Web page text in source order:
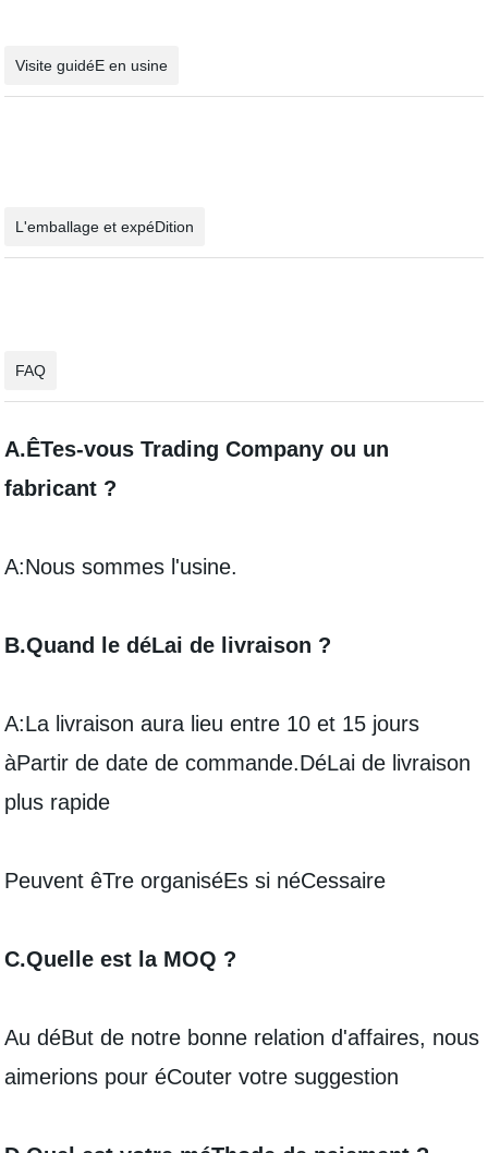
Visite guidéE en usine
L'emballage et expéDition
FAQ
A.ÊTes-vous Trading Company ou un
fabricant ?
A:Nous sommes l'usine.
B.Quand le déLai de livraison ?
A:La livraison aura lieu entre 10 et 15 jours
àPartir de date de commande.DéLai de livraison
plus rapide
Peuvent êTre organiséEs si néCessaire
C.Quelle est la MOQ ?
Au déBut de notre bonne relation d'affaires, nous
aimerions pour éCouter votre suggestion